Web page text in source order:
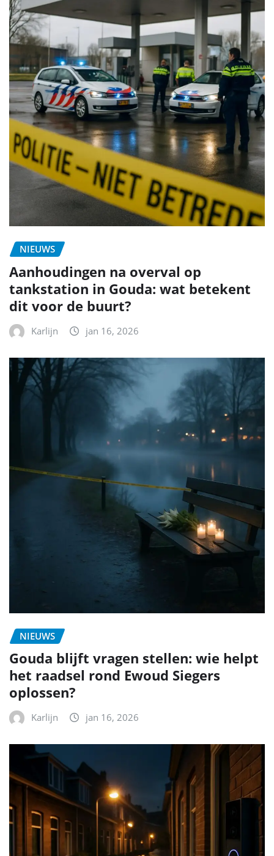
NIEUWS
Aanhoudingen na overval op
tankstation in Gouda: wat betekent
dit voor de buurt?
Karlijn jan 16, 2026
NIEUWS
Gouda blijft vragen stellen: wie helpt
het raadsel rond Ewoud Siegers
oplossen?
Karlijn jan 16, 2026